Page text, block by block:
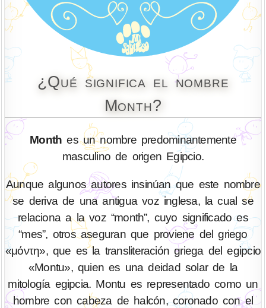
¿Qué significa el nombre
Month?
Month es un nombre predominantemente
masculino de origen Egipcio.
Aunque algunos autores insinúan que este nombre
se deriva de una antigua voz inglesa, la cual se
relaciona a la voz “month”, cuyo significado es
“mes”, otros aseguran que proviene del griego
«μόντη», que es la transliteración griega del egipcio
«Montu», quien es una deidad solar de la
mitología egipcia. Montu es representado como un
hombre con cabeza de halcón, coronado con el